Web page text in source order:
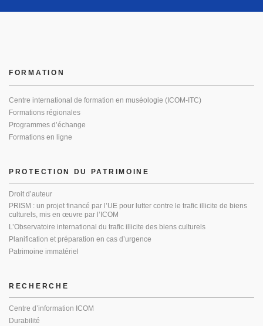
PROTECTION DU PATRIMOINE
Droit d’auteur
PRISM : un projet financé par l’UE pour lutter contre le trafic illicite de biens
culturels, mis en œuvre par l’ICOM
L’Observatoire international du trafic illicite des biens culturels
Planification et préparation en cas d’urgence
Patrimoine immatériel
FORMATION
Centre international de formation en muséologie (ICOM-ITC)
Formations régionales
Programmes d’échange
Formations en ligne
RECHERCHE
Centre d’information ICOM
Durabilité